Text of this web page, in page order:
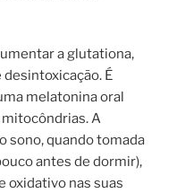
a glutationa,
É
melatonina oral
mitocôndrias. A
sono, quando tomada
antes de dormir),
oxidativo nas suas